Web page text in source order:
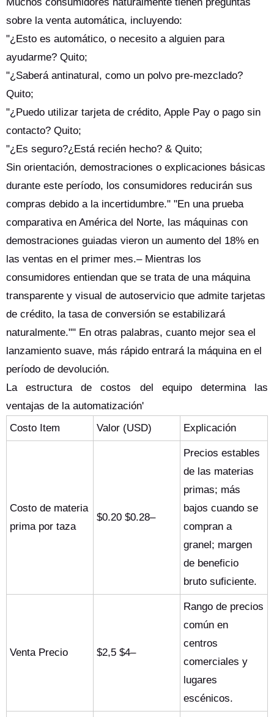
sobre la venta automática, incluyendo:
"¿Esto es automático, o necesito a alguien para
ayudarme? Quito;
"¿Saberá antinatural, como un polvo pre-mezclado?
Quito;
"¿Puedo utilizar tarjeta de crédito, Apple Pay o pago sin
contacto? Quito;
"¿Es seguro?¿Está recién hecho? & Quito;
Sin orientación, demostraciones o explicaciones básicas
durante este período, los consumidores reducirán sus
compras debido a la incertidumbre." "En una prueba
comparativa en América del Norte, las máquinas con
demostraciones guiadas vieron un aumento del 18% en
las ventas en el primer mes.– Mientras los
consumidores entiendan que se trata de una máquina
transparente y visual de autoservicio que admite tarjetas
de crédito, la tasa de conversión se estabilizará
naturalmente."" En otras palabras, cuanto mejor sea el
lanzamiento suave, más rápido entrará la máquina en el
período de devolución.
La estructura de costos del equipo determina las
ventajas de la automatización'
Costo Item
Valor (USD) Explicación
Costo de materia
prima por taza
$0.20 $0.28–
Precios estables
de las materias
primas; más
bajos cuando se
compran a
granel; margen
de beneficio
bruto suficiente.
Venta Precio $2,5 $4–
Rango de precios
común en
centros
comerciales y
lugares
escénicos.